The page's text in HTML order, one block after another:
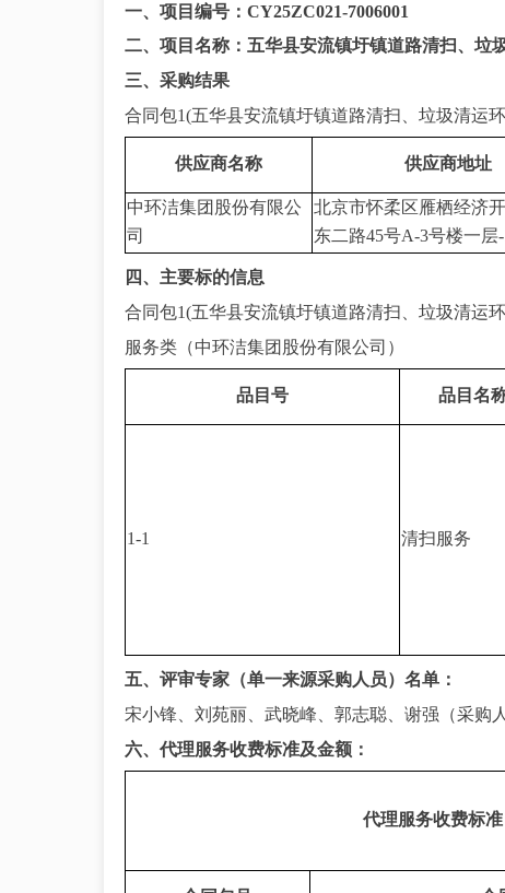
一、项目编号： CY25ZC021-7006001
二、项目名称：五华县安流镇圩镇道路清扫、垃
三、采购结果
合同包1(五华县安流镇圩镇道路清扫、垃圾清运
供应商名称 供应商地址
中环洁集团股份有限公
司
北京市怀柔区雁栖经济
东二路45号A-3号楼一层
四、主要标的信息
合同包1(五华县安流镇圩镇道路清扫、垃圾清运
服务类（中环洁集团股份有限公司）
品目号 品目名
1-1 清扫服务
五、评审专家（单一来源采购人员）名单：
宋小锋、刘苑丽、武晓峰、郭志聪、谢强（采购
六、代理服务收费标准及金额：
代理服务收费标准